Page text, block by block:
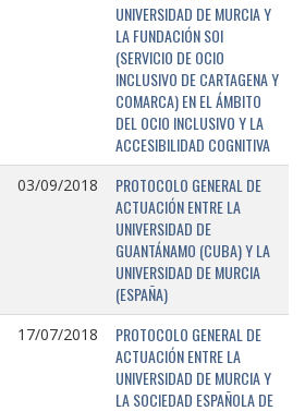
UNIVERSIDAD DE MURCIA Y
LA FUNDACIÓN SOI
(SERVICIO DE OCIO
INCLUSIVO DE CARTAGENA Y
COMARCA) EN EL ÁMBITO
DEL OCIO INCLUSIVO Y LA
ACCESIBILIDAD COGNITIVA
03/09/2018
PROTOCOLO GENERAL DE
ACTUACIÓN ENTRE LA
UNIVERSIDAD DE
GUANTÁNAMO (CUBA) Y LA
UNIVERSIDAD DE MURCIA
(ESPAÑA)
17/07/2018
PROTOCOLO GENERAL DE
ACTUACIÓN ENTRE LA
UNIVERSIDAD DE MURCIA Y
LA SOCIEDAD ESPAÑOLA DE